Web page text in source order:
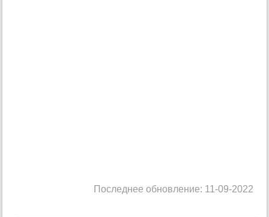
Последнее обновление: 11-09-2022